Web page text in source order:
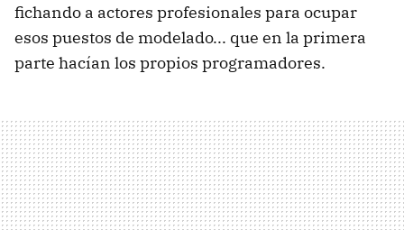
fichando a actores profesionales para ocupar
esos puestos de modelado... que en la primera
parte hacían los propios programadores.